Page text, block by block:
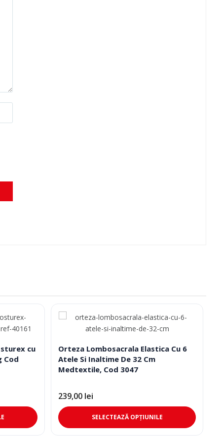
cu
Cod
produs
are
Orteza Lombosacrala Elastica Cu 6
Atele Si Inaltime De 32 Cm
Medtextile, Cod 3047
239,00 lei
SELECTEAZĂ OPȚIUNILE
produs
are